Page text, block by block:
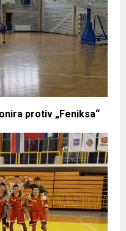
protiv „Feniksa“